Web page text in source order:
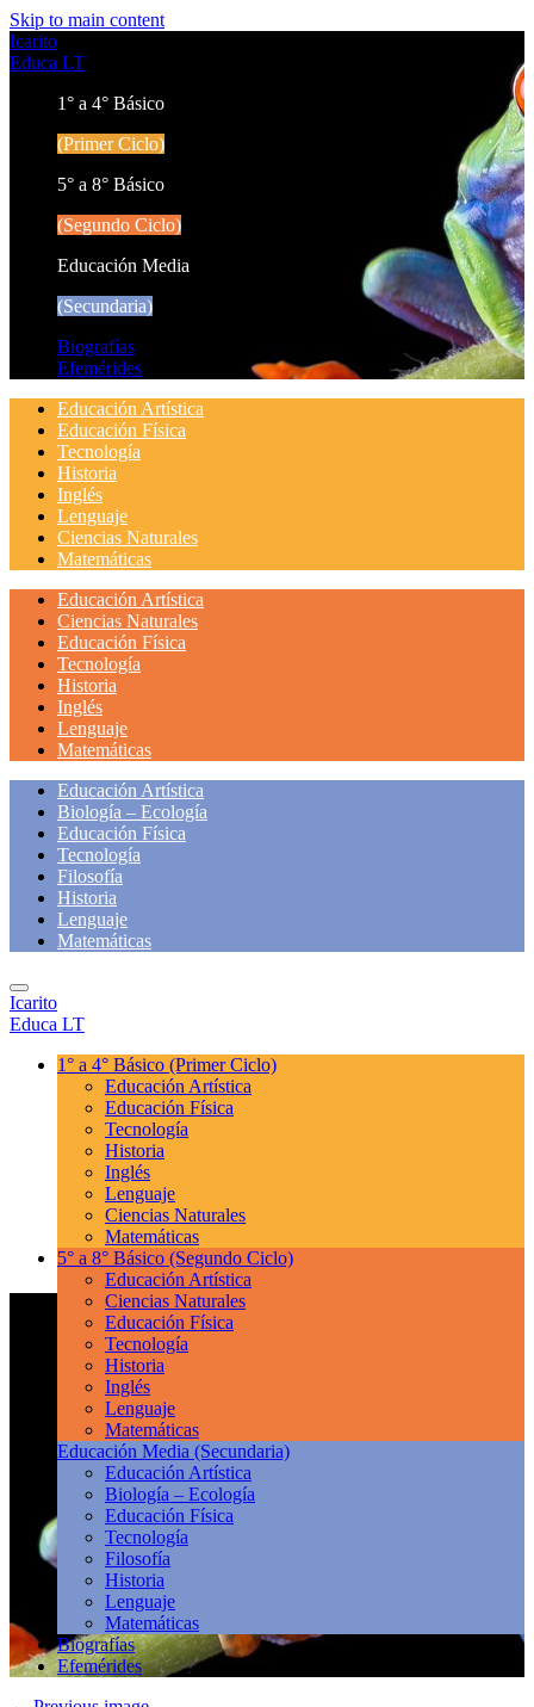
Skip to main content
Icarito
Educa LT
1° a 4° Básico
(Primer Ciclo)
5° a 8° Básico
(Segundo Ciclo)
Educación Media
(Secundaria)
Biografías
Efemérides
Educación Artística
Educación Física
Tecnología
Historia
Inglés
Lenguaje
Ciencias Naturales
Matemáticas
Educación Artística
Ciencias Naturales
Educación Física
Tecnología
Historia
Inglés
Lenguaje
Matemáticas
Educación Artística
Biología – Ecología
Educación Física
Tecnología
Filosofía
Historia
Lenguaje
Matemáticas
Icarito
Educa LT
1° a 4° Básico (Primer Ciclo)
Educación Artística
Educación Física
Tecnología
Historia
Inglés
Lenguaje
Ciencias Naturales
Matemáticas
5° a 8° Básico (Segundo Ciclo)
Educación Artística
Ciencias Naturales
Educación Física
Tecnología
Historia
Inglés
Lenguaje
Matemáticas
Educación Media (Secundaria)
Educación Artística
Biología – Ecología
Educación Física
Tecnología
Filosofía
Historia
Lenguaje
Matemáticas
Biografías
Efemérides